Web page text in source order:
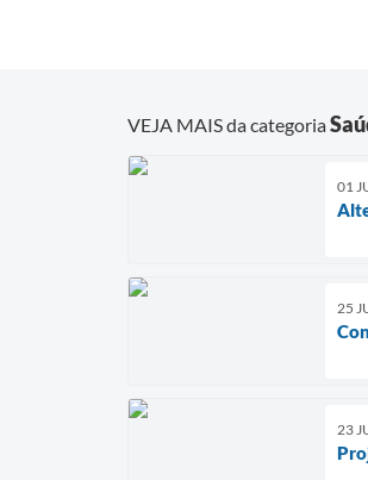
VEJA MAIS da categoria
01
25
23